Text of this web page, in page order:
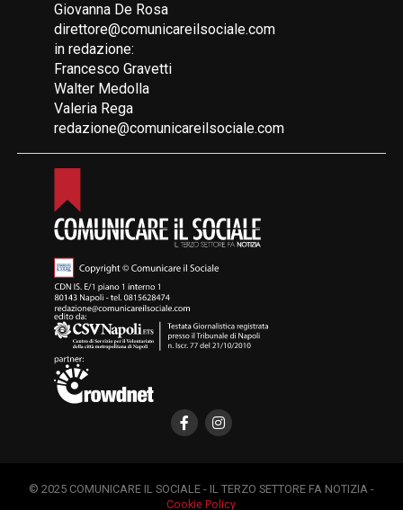
Giovanna De Rosa
direttore@comunicareilsociale.com
in redazione:
Francesco Gravetti
Walter Medolla
Valeria Rega
redazione@comunicareilsociale.com
© 2025 COMUNICARE IL SOCIALE - IL TERZO SETTORE FA NOTIZIA -
Cookie Policy